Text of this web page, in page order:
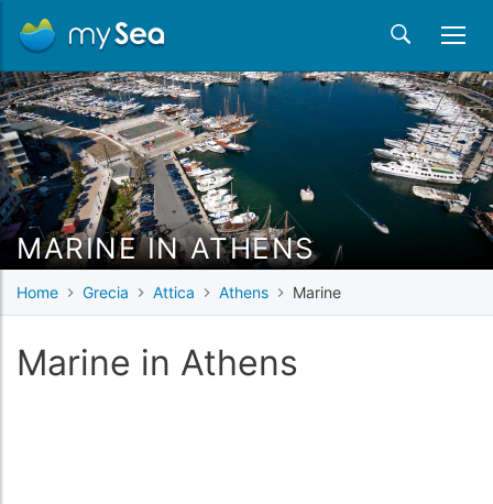
MARINE IN ATHENS
Home Grecia Attica Athens Marine
Marine in Athens